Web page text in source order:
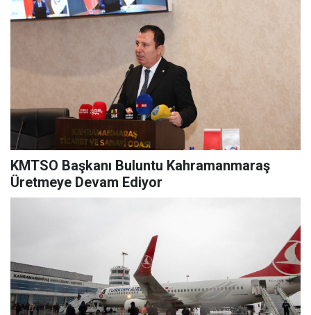
KMTSO Başkanı Buluntu Kahramanmaraş
Üretmeye Devam Ediyor